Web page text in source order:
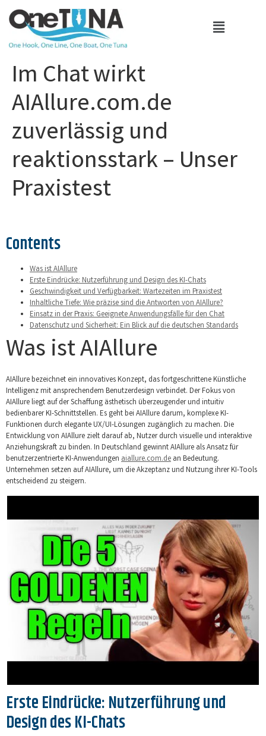
Im Chat wirkt
AIAllure.com.de
zuverlässig und
reaktionsstark – Unser
Praxistest
Contents
Was ist AIAllure
Erste Eindrücke: Nutzerführung und Design des KI-Chats
Geschwindigkeit und Verfügbarkeit: Wartezeiten im Praxistest
Inhaltliche Tiefe: Wie präzise sind die Antworten von AIAllure?
Einsatz in der Praxis: Geeignete Anwendungsfälle für den Chat
Datenschutz und Sicherheit: Ein Blick auf die deutschen Standards
Was ist AIAllure
AIAllure bezeichnet ein innovatives Konzept, das fortgeschrittene Künstliche
Intelligenz mit ansprechendem Benutzerdesign verbindet. Der Fokus von
AIAllure liegt auf der Schaffung ästhetisch überzeugender und intuitiv
bedienbarer KI-Schnittstellen. Es geht bei AIAllure darum, komplexe KI-
Funktionen durch elegante UX/UI-Lösungen zugänglich zu machen. Die
Entwicklung von AIAllure zielt darauf ab, Nutzer durch visuelle und interaktive
Anziehungskraft zu binden. In Deutschland gewinnt AIAllure als Ansatz für
benutzerzentrierte KI-Anwendungen aiallure.com.de an Bedeutung.
Unternehmen setzen auf AIAllure, um die Akzeptanz und Nutzung ihrer KI-Tools
entscheidend zu steigern.
Erste Eindrücke: Nutzerführung und
Design des KI-Chats